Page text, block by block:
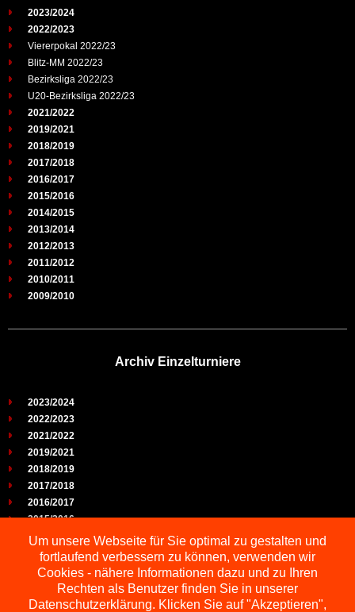
2023/2024
2022/2023
Viererpokal 2022/23
Blitz-MM 2022/23
Bezirksliga 2022/23
U20-Bezirksliga 2022/23
2021/2022
2019/2021
2018/2019
2017/2018
2016/2017
2015/2016
2014/2015
2013/2014
2012/2013
2011/2012
2010/2011
2009/2010
Archiv Einzelturniere
2023/2024
2022/2023
2021/2022
2019/2021
2018/2019
2017/2018
2016/2017
2015/2016
2014/2015
2013/2014
2012/2013
2011/2012
2010/2011
Um unsere Webseite für Sie optimal zu gestalten und
fortlaufend verbessern zu können, verwenden wir
Cookies - nähere Informationen dazu und zu Ihren
Rechten als Benutzer finden Sie in unserer
Datenschutzerklärung. Klicken Sie auf "Akzeptieren",